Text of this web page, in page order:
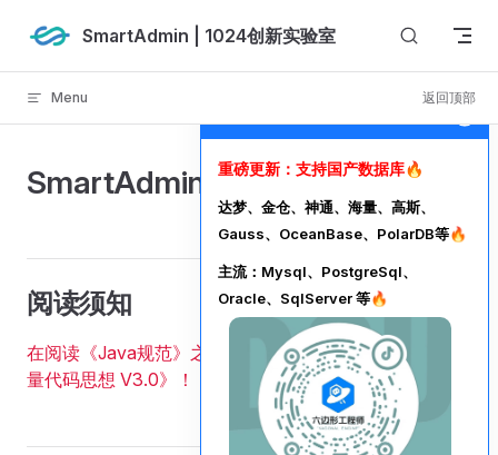
重磅更新：支持国产数据库🔥
达梦、金仓、神通、海量、高斯、
Gauss、OceanBase、PolarDB等🔥
主流：Mysql、PostgreSql、
Oracle、SqlServer 等🔥
Skip to contentSmartAdmin | 1024创新实验室
Menu 返回顶部
SmartAdmin 《Java规范 V3.0》
阅读须知
在阅读《Java规范》之前，请一定先阅读上一篇《高质
量代码思想 V3.0》！！！
前往阅读